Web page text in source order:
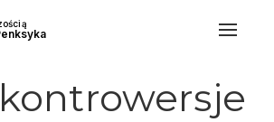
Toggle